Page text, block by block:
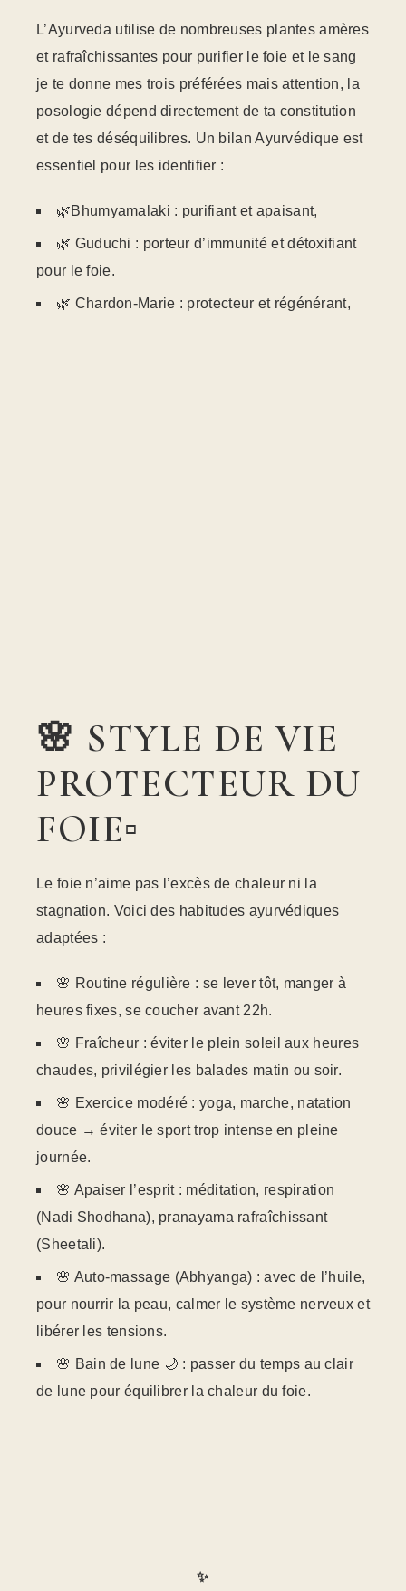
L’Ayurveda utilise de nombreuses plantes amères
et rafraîchissantes pour purifier le foie et le sang
je te donne mes trois préférées mais attention, la
posologie dépend directement de ta constitution
et de tes déséquilibres. Un bilan Ayurvédique est
essentiel pour les identifier :
🌿Bhumyamalaki : purifiant et apaisant,
🌿 Guduchi : porteur d’immunité et détoxifiant
pour le foie.
🌿 Chardon-Marie : protecteur et régénérant,
🌸 STYLE DE VIE
PROTECTEUR DU
FOIE▫️
Le foie n’aime pas l’excès de chaleur ni la
stagnation. Voici des habitudes ayurvédiques
adaptées :
🌸 Routine régulière : se lever tôt, manger à
heures fixes, se coucher avant 22h.
🌸 Fraîcheur : éviter le plein soleil aux heures
chaudes, privilégier les balades matin ou soir.
🌸 Exercice modéré : yoga, marche, natation
douce → éviter le sport trop intense en pleine
journée.
🌸 Apaiser l’esprit : méditation, respiration
(Nadi Shodhana), pranayama rafraîchissant
(Sheetali).
🌸 Auto-massage (Abhyanga) : avec de l’huile,
pour nourrir la peau, calmer le système nerveux et
libérer les tensions.
🌸 Bain de lune 🌙 : passer du temps au clair
de lune pour équilibrer la chaleur du foie.
✨